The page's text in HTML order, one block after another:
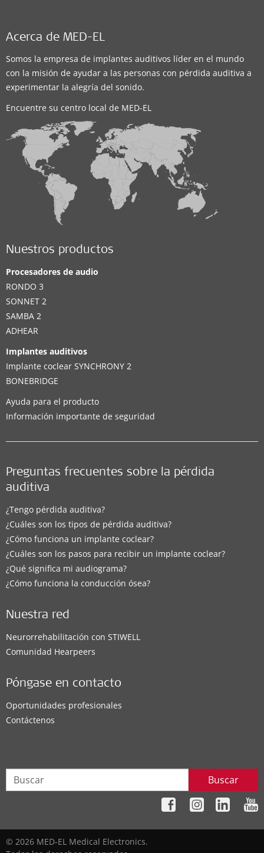
Acerca de MED-EL
Somos la empresa de implantes auditivos líder en el mundo
con la misión de ayudar a las personas con pérdida auditiva a
experimentar la alegría del sonido.
Encuentre su centro local de MED-EL
Nuestros productos
Procesadores de audio
RONDO 3
SONNET 2
SAMBA 2
ADHEAR
Implantes auditivos
Implante coclear SYNCHRONY 2
BONEBRIDGE
Ayuda para el producto
Información importante de seguridad
Preguntas frecuentes sobre la pérdida
auditiva
¿Tengo pérdida auditiva?
¿Cuáles son los tipos de pérdida auditiva?
¿Cómo funciona un implante coclear?
¿Cuáles son los pasos para recibir un implante coclear?
¿Qué significa mi audiograma?
¿Cómo funciona la conducción ósea?
Nuestra red
Neurorrehabilitación con STIWELL
Comunidad Hearpeers
Póngase en contacto
Oportunidades profesionales
Contáctenos
Buscar
© 2026 MED-EL Medical Electronics.